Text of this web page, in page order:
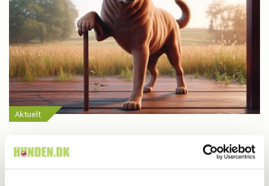
Aktuelt
Farvel til verdens ældste hund